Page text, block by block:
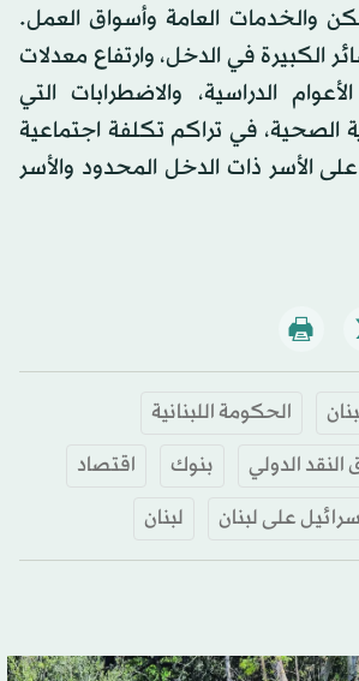
والخدمات العامة وأسواق العمل.
الكبيرة في الدخل، وارتفاع معدلات
الدراسية، والاضطرابات التي
الصحية، في تراكم تكلفة اجتماعية
الأسر ذات الدخل المحدود والأسر
الحكومة اللبنانية
الدولي
بنوك
اقتصاد
على لبنان
لبنان